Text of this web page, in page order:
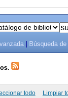
Búsqueda
todo Limpiar